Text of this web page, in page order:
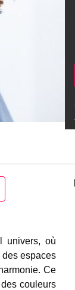
univers, où
espaces
Ce
couleurs